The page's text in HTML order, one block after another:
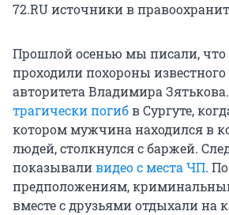
72.RU источники в
Прошлой осенью мы писали,
проходили похороны
авторитета Владимира
трагически погибв Сургуте,
котором мужчина находился в
людей, столкнулся с баржей.
показываливидео с места ЧП.
предположениям,
вместе с друзьями отдыхали на